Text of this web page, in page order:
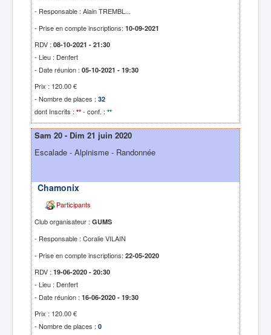
- Responsable : Alain TREMBL...
- Prise en compte inscriptions: 10-09-2021
RDV : 08-10-2021 - 21:30
- Lieu : Denfert
- Date réunion : 05-10-2021 - 19:30
Prix : 120.00 €
- Nombre de places : 32
dont Inscrits : ** - conf. : **
Sam 20 - Dim 21 juin 2020
Escalade - Alpinisme - Randonnée
Chamonix
Participants
Club organisateur : GUMS
- Responsable : Coralie VILAIN
- Prise en compte inscriptions: 22-05-2020
RDV : 19-06-2020 - 20:30
- Lieu : Denfert
- Date réunion : 16-06-2020 - 19:30
Prix : 120.00 €
- Nombre de places : 0